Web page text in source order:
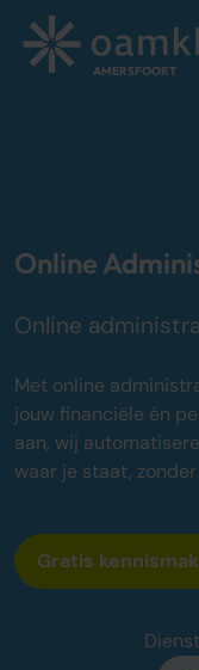
AMERSFOORT
Online
Online
Met online
jouw financiële én
aan, wij
waar je staat,
Gratis
Maximaal fiscaal voordeel
Over ons
Onze tarieven
Onze werkwijze
Sluit je aan
Word oamkb